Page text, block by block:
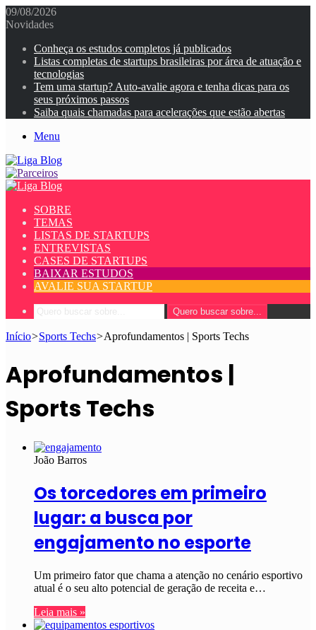
09/08/2026
Novidades
Conheça os estudos completos já publicados
Listas completas de startups brasileiras por área de atuação e
tecnologias
Tem uma startup? Auto-avalie agora e tenha dicas para os
seus próximos passos
Saiba quais chamadas para acelerações que estão abertas
Menu
SOBRE
TEMAS
LISTAS DE STARTUPS
ENTREVISTAS
CASES DE STARTUPS
BAIXAR ESTUDOS
AVALIE SUA STARTUP
Quero buscar sobre...
Início>Sports Techs>Aprofundamentos | Sports Techs
Aprofundamentos |
Sports Techs
João Barros
Os torcedores em primeiro
lugar: a busca por
engajamento no esporte
Um primeiro fator que chama a atenção no cenário esportivo
atual é o seu alto potencial de geração de receita e…
Leia mais »